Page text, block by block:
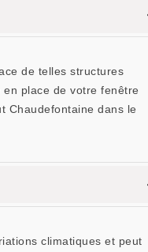
de telles structures
place de votre fenêtre
Chaudefontaine dans le
climatiques et peut